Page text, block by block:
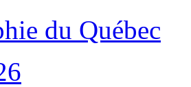
du Québec